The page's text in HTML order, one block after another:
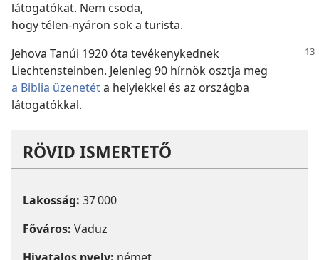
látogatókat. Nem csoda,
hogy télen-nyáron sok a turista.
Jehova Tanúi 1920 óta tevékenykednek
Liechtensteinben. Jelenleg 90 hírnök osztja meg
a Biblia üzenetéta helyiekkel és az országba
látogatókkal.
RÖVID ISMERTETŐ
Lakosság: 37 000
Főváros: Vaduz